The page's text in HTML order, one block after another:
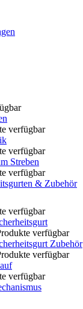
verfügbar
verfügbar
Streben
verfügbar
& Zubehör
verfügbar
verfügbar
Zubehör
verfügbar
verfügbar